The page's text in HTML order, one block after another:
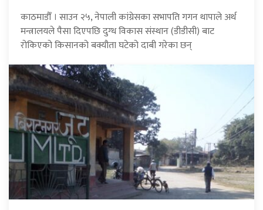
काठमाडौँ । साउन २५, नेपाली कांग्रेसका सभापति गगन थापाले अर्थ
मन्त्रालयले पैसा दिएपछि दुग्ध विकास संस्थान (डीडीसी) बाट
रोकिएको किसानको बक्यौता घटेको दाबी गरेका छन्